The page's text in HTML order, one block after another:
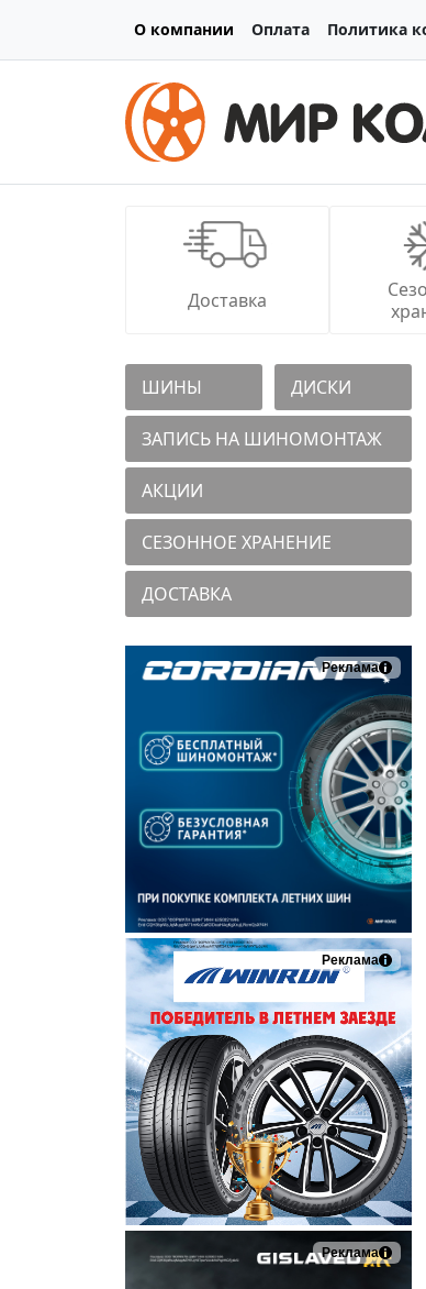
О компании Оплата Политика
Доставка
ШИНЫ ДИСКИ
ЗАПИСЬ НА ШИНОМОНТАЖ
АКЦИИ
СЕЗОННОЕ ХРАНЕНИЕ
ДОСТАВКА
Реклама
Реклама
Реклама